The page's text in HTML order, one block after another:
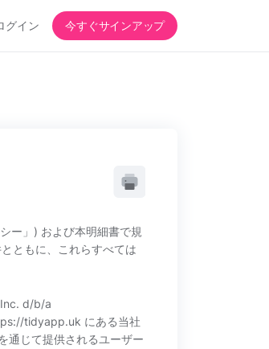
グイン 今すぐサインアップ
ー」) および本明細書で規
ともに、これらすべては
Inc. d/b/a
tidyapp.uk にある当社
通じて提供されるユーザー